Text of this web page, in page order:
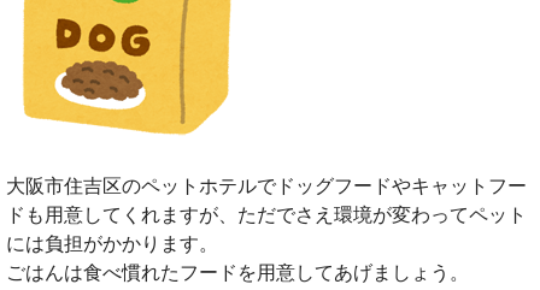
大阪市住吉区のペットホテルでドッグフードやキャットフー
ドも用意してくれますが、ただでさえ環境が変わってペット
には負担がかかります。
ごはんは食べ慣れたフードを用意してあげましょう。